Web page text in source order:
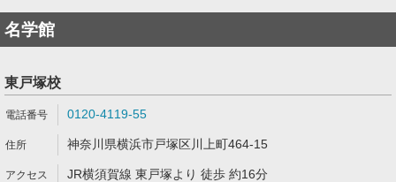
名学館
東戸塚校
0120-4119-55
神奈川県横浜市戸塚区川上町464-15
JR横須賀線 東戸塚より 徒歩 約16分